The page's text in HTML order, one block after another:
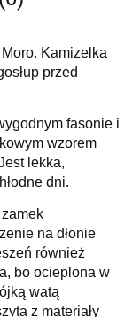
Kamizelka
przed
fasonie i
wzorem
lekka,
dni.
na dłonie
również
bo ocieplona w
watą
z materiały